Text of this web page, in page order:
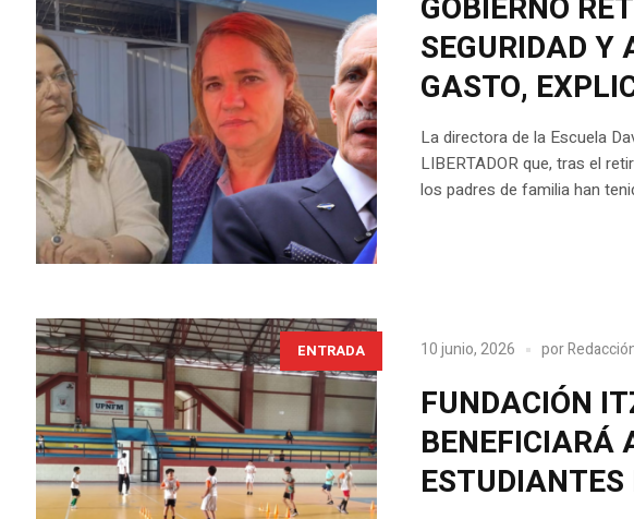
SEGURIDAD Y
GASTO,
La directora de la Escuela
LIBERTADOR que, tras el
los padres de familia han
ENTRADA 10 junio, 2026 por
FUNDACIÓN
BENEFICIARÁ